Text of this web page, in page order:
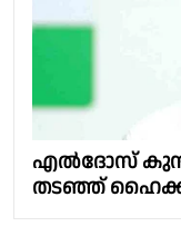
എൽദോസ്
തടഞ്ഞ്